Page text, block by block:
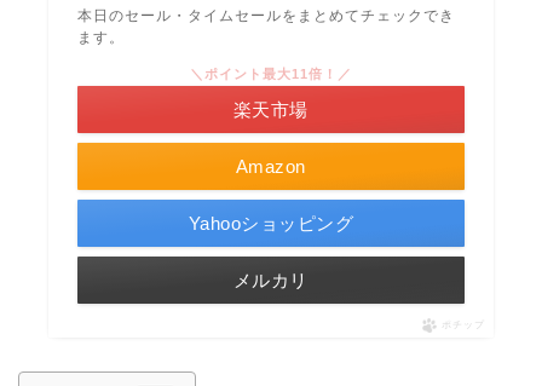
本日のセール・タイムセールをまとめてチェックでき
ます。
Amazon
＼ポイント最大11倍！／
楽天市場
Yahooショッピング
メルカリ
ポチップ